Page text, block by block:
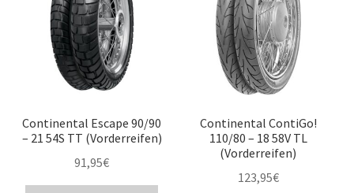
Continental Escape 90/90
– 21 54S TT (Vorderreifen)
91,95€
Continental ContiGo!
110/80 – 18 58V TL
(Vorderreifen)
123,95€